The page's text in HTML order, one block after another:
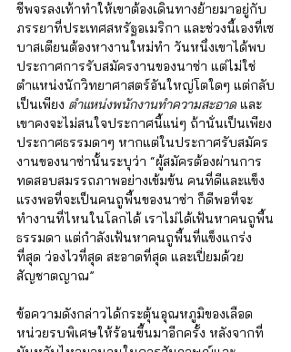
ชีพจรลงเท้าทำให้เขาต้องเดินทางย้ายมาอยู่กับ
ภรรยาที่ประเทศสหรัฐอเมริกา และช่วงนี้เองที่เซ
บาสเตียนต้องหางานใหม่ทำ วันหนึ่งเขาได้พบ
ประกาศการรับสมัครงานของนาซ่า แต่ไม่ใช่
ตำแหน่งนักวิทยาศาสตร์อันใหญ่โตใดๆ แต่กลับ
เป็นเพียง ตำแหน่งพนักงานทำความสะอาด และ
เขาคงจะไม่สนใจประกาศนี้แน่ๆ ถ้านั่นเป็นเพียง
ประกาศธรรมดาๆ หากแต่ในประกาศรับสมัคร
งานของนาซ่านั้นระบุว่า “ผู้สมัครต้องผ่านการ
ทดสอบสมรรถภาพอย่างเข้มข้น คนที่ดีและแข็ง
แรงพอที่จะเป็นคนถูพื้นของนาซ่า ก็ดีพอที่จะ
ทำงานที่ไหนในโลกได้ เราไม่ได้เฟ้นหาคนถูพื้น
ธรรมดา แต่กำลังเฟ้นหาคนถูพื้นที่แข็งแกร่ง
ที่สุด ว่องไวที่สุด สะอาดที่สุด และเปี่ยมด้วย
สัญชาตญาณ”
ข้อความดังกล่าวได้กระตุ้นอุณหภูมิของเลือด
หน่วยรบพิเศษให้ร้อนขึ้นมาอีกครั้ง หลังจากที่